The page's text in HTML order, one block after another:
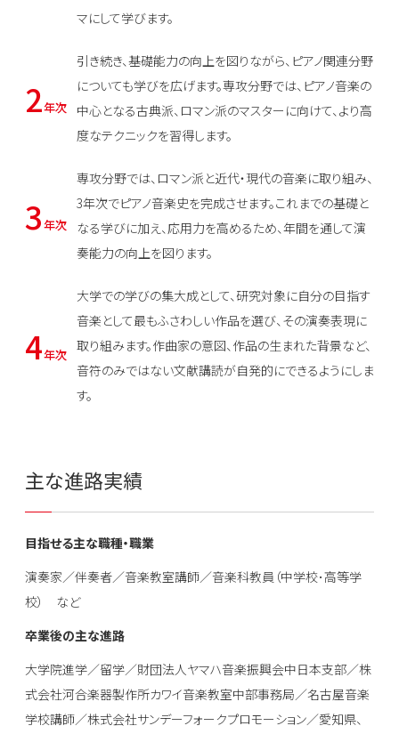
マにして学びます。
2年次
引き続き、基礎能力の向上を図りながら、ピアノ関連分野
についても学びを広げます。専攻分野では、ピアノ音楽の
中心となる古典派、ロマン派のマスターに向けて、より高
度なテクニックを習得します。
3年次
専攻分野では、ロマン派と近代・現代の音楽に取り組み、
3年次でピアノ音楽史を完成させます。これまでの基礎と
なる学びに加え、応用力を高めるため、年間を通して演
奏能力の向上を図ります。
4年次
大学での学びの集大成として、研究対象に自分の目指す
音楽として最もふさわしい作品を選び、その演奏表現に
取り組みます。作曲家の意図、作品の生まれた背景など、
音符のみではない文献講読が自発的にできるようにしま
す。
主な進路実績
目指せる主な職種・職業
演奏家／伴奏者／音楽教室講師／音楽科教員（中学校･高等学
校） など
卒業後の主な進路
大学院進学／留学／財団法人ヤマハ音楽振興会中日本支部／株
式会社河合楽器製作所カワイ音楽教室中部事務局／名古屋音楽
学校講師／株式会社サンデーフォークプロモーション／愛知県、